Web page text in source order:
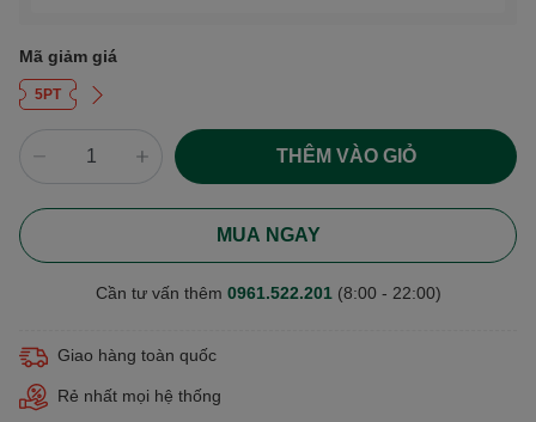
Mã giảm giá
5PT
THÊM VÀO GIỎ
MUA NGAY
Cần tư vấn thêm 0961.522.201 (8:00 - 22:00)
Giao hàng toàn quốc
Rẻ nhất mọi hệ thống